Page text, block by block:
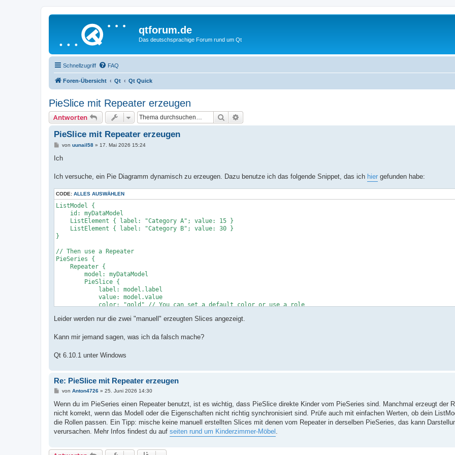
qtforum.de
Das deutschsprachige Forum rund um Qt
Schnellzugriff FAQ
Foren-Übersicht Qt Qt Quick
PieSlice mit Repeater erzeugen
Antworten Suche
PieSlice mit Repeater erzeugen
B
i
a
von uunail58» 17. Mai 2026 15:24
Ich
Ich versuche, ein Pie Diagramm dynamisch zu erzeugen. Dazu benutze ich das folgende Snippet, das ich hier gefunden habe:
CODE: ALLES AUSWÄHLEN
ListModel {
    id: myDataModel
    ListElement { label: "Category A"; value: 15 }
    ListElement { label: "Category B"; value: 30 }
}
// Then use a Repeater
PieSeries {
    Repeater {
        model: myDataModel
        PieSlice {
            label: model.label
            value: model.value
            color: "gold" // You can set a default color or use a role
    }
        value: 1
        label: "A"
    PieSlice{
        label: "B"
    }
}
Leider werden nur die zwei "manuell" erzeugten Slices angezeigt.
Kann mir jemand sagen, was ich da falsch mache?
Qt 6.10.1 unter Windows
Re: PieSlice mit Repeater erzeugen
B
i
r
a
von Anton4726» 25. Juni 2026 14:30
Wenn du im PieSeries einen Repeater benutzt, ist es wichtig, dass PieSlice direkte Kinder vom PieSeries sind. Manchmal erzeugt der
nicht korrekt, wenn das Modell oder die Eigenschaften nicht richtig synchronisiert sind. Prüfe auch mit einfachen Werten, ob dein
die Rollen passen. Ein Tipp: mische keine manuell erstellten Slices mit denen vom Repeater in derselben PieSeries, das kann
verursachen. Mehr Infos findest du auf seiten rund um Kinderzimmer-Möbel